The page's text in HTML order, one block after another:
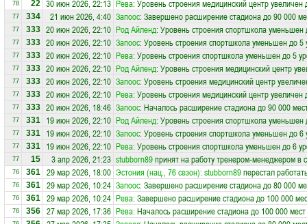
78 22 30 июн 2026, 22:13 Рева: Уровень строения медицинский центр увеличен
77 334 21 июн 2026, 4:40 Запоос: Завершено расширение стадиона до 90 000
77 333 20 июн 2026, 22:10 Род Айленд: Уровень строения спортшкола уменьшен
77 333 20 июн 2026, 22:10 Запоос: Уровень строения спортшкола уменьшен до 5
77 333 20 июн 2026, 22:10 Рева: Уровень строения спортшкола уменьшен до 5
77 333 20 июн 2026, 22:10 Род Айленд: Уровень строения медицинский центр
77 333 20 июн 2026, 22:10 Запоос: Уровень строения медицинский центр
77 333 20 июн 2026, 22:10 Рева: Уровень строения медицинский центр увеличен
77 333 20 июн 2026, 18:46 Запоос: Началось расширение стадиона до 90 000
77 331 19 июн 2026, 22:10 Род Айленд: Уровень строения спортшкола уменьшен
77 331 19 июн 2026, 22:10 Запоос: Уровень строения спортшкола уменьшен до 6
77 331 19 июн 2026, 22:10 Рева: Уровень строения спортшкола уменьшен до 6
77 15 3 апр 2026, 21:23 stubborn89принят на работу тренером-менеджером в
76 361 29 мар 2026, 18:00 Эстония (нац., 76 сезон): stubborn89перестал
76 361 29 мар 2026, 10:24 Запоос: Завершено расширение стадиона до 80 000
76 361 29 мар 2026, 10:24 Рева: Завершено расширение стадиона до 100 000
76 356 27 мар 2026, 17:36 Рева: Началось расширение стадиона до 100 000 мест